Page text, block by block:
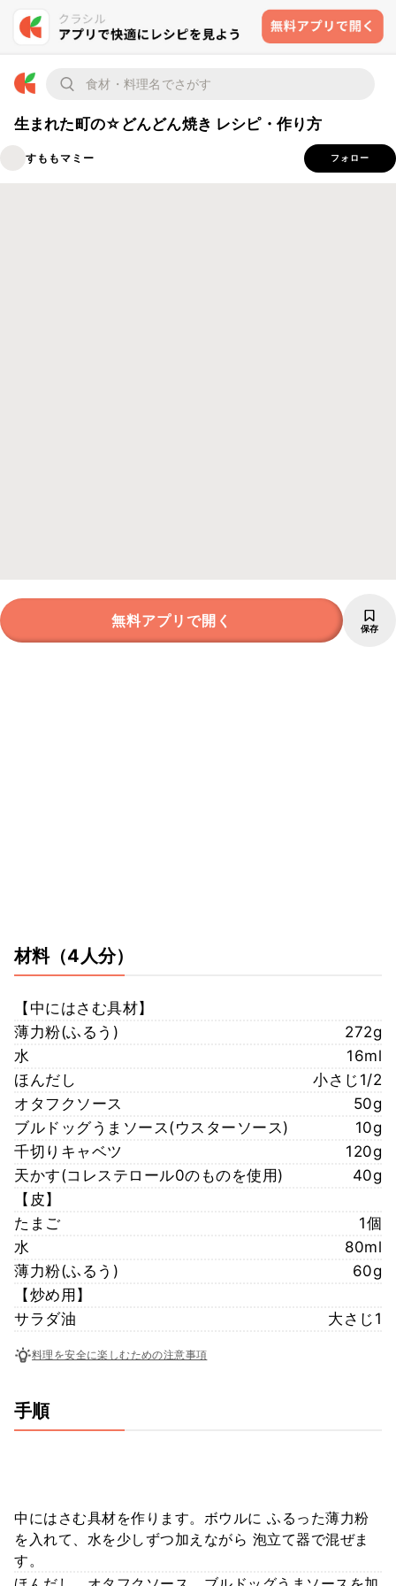
生まれた町の☆どんどん焼き レシピ・作り方
すももマミー フォロー
無料アプリで開く 保存
材料（4人分）
【中にはさむ具材】
薄力粉(ふるう)
272g
水
16ml
ほんだし
小さじ1/2
オタフクソース
50g
ブルドッグうまソース(ウスターソース)
10g
千切りキャベツ
120g
天かす(コレステロール0のものを使用)
40g
【皮】
たまご
1個
水
80ml
薄力粉(ふるう)
60g
【炒め用】
サラダ油
大さじ1
料理を安全に楽しむための注意事項
手順
中にはさむ具材を作ります。ボウルに ふるった薄力粉
を入れて、水を少しずつ加えながら 泡立て器で混ぜま
す。